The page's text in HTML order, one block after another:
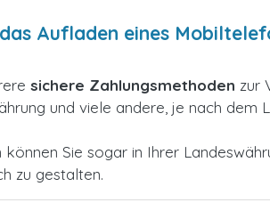
Aufladen eines
sichere Zahlungsmethoden zur
und viele andere, je nach dem
können Sie sogar in Ihrer
zu gestalten.